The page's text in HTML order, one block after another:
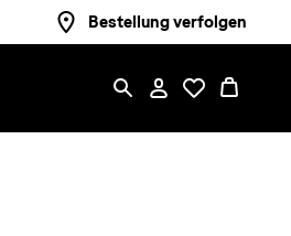
Bestellung verfolgen